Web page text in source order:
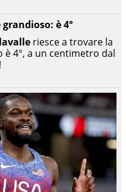
è 4°
riesce a trovare la
4°, a un centimetro dal
!